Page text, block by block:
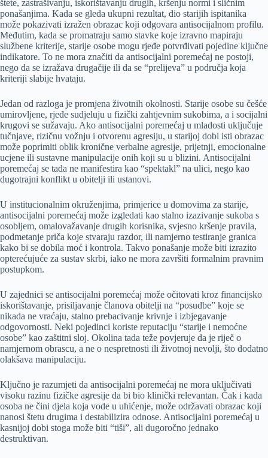
štete, zastrašivanju, iskorištavanju drugih, kršenju normi i sličnim
ponašanjima. Kada se gleda ukupni rezultat, dio starijih ispitanika
može pokazivati izražen obrazac koji odgovara antisocijalnom profilu.
Međutim, kada se promatraju samo stavke koje izravno mapiraju
službene kriterije, starije osobe mogu rjeđe potvrđivati pojedine ključne
indikatore. To ne mora značiti da antisocijalni poremećaj ne postoji,
nego da se izražava drugačije ili da se “prelijeva” u područja koja
kriteriji slabije hvataju.
Jedan od razloga je promjena životnih okolnosti. Starije osobe su češće
umirovljene, rjeđe sudjeluju u fizički zahtjevnim sukobima, a i socijalni
krugovi se sužavaju. Ako antisocijalni poremećaj u mladosti uključuje
tučnjave, rizičnu vožnju i otvorenu agresiju, u starijoj dobi isti obrazac
može poprimiti oblik kronične verbalne agresije, prijetnji, emocionalne
ucjene ili sustavne manipulacije onih koji su u blizini. Antisocijalni
poremećaj se tada ne manifestira kao “spektakl” na ulici, nego kao
dugotrajni konflikt u obitelji ili ustanovi.
U institucionalnim okruženjima, primjerice u domovima za starije,
antisocijalni poremećaj može izgledati kao stalno izazivanje sukoba s
osobljem, omalovažavanje drugih korisnika, svjesno kršenje pravila,
podmetanje priča koje stvaraju razdor, ili namjerno testiranje granica
kako bi se dobila moć i kontrola. Takvo ponašanje može biti izrazito
opterećujuće za sustav skrbi, iako ne mora završiti formalnim pravnim
postupkom.
U zajednici se antisocijalni poremećaj može očitovati kroz financijsko
iskorištavanje, prisiljavanje članova obitelji na “posudbe” koje se
nikada ne vraćaju, stalno prebacivanje krivnje i izbjegavanje
odgovornosti. Neki pojedinci koriste reputaciju “starije i nemoćne
osobe” kao zaštitni sloj. Okolina tada teže povjeruje da je riječ o
namjernom obrascu, a ne o nespretnosti ili životnoj nevolji, što dodatno
olakšava manipulaciju.
Ključno je razumjeti da antisocijalni poremećaj ne mora uključivati
visoku razinu fizičke agresije da bi bio klinički relevantan. Čak i kada
osoba ne čini djela koja vode u uhićenje, može održavati obrazac koji
nanosi štetu drugima i destabilizira odnose. Antisocijalni poremećaj u
kasnijoj dobi stoga može biti “tiši”, ali dugoročno jednako
destruktivan.